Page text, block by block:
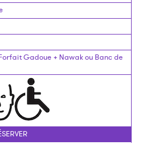
Gadoue + Nawak ou Banc de